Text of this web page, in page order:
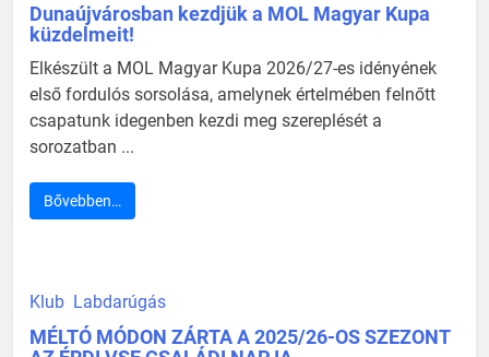
Dunaújvárosban kezdjük a MOL Magyar Kupa
küzdelmeit!
Elkészült a MOL Magyar Kupa 2026/27-es idényének
első fordulós sorsolása, amelynek értelmében felnőtt
csapatunk idegenben kezdi meg szereplését a
sorozatban ...
Bővebben…
Klub Labdarúgás
MÉLTÓ MÓDON ZÁRTA A 2025/26-OS SZEZONT